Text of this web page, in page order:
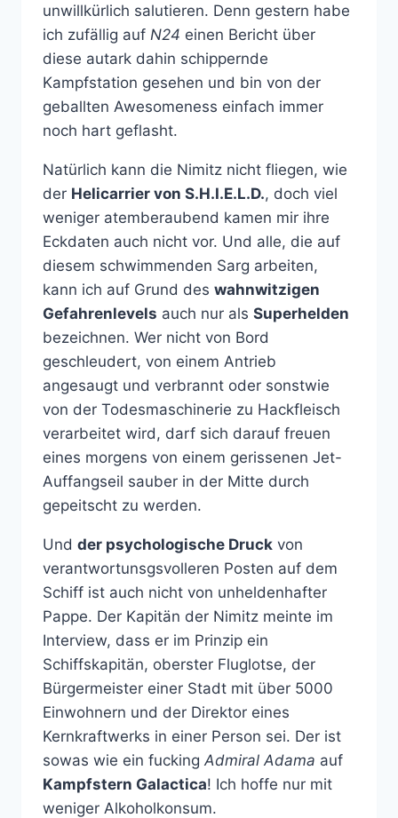
unwillkürlich salutieren. Denn gestern habe
ich zufällig auf N24 einen Bericht über
diese autark dahin schippernde
Kampfstation gesehen und bin von der
geballten Awesomeness einfach immer
noch hart geflasht.
Natürlich kann die Nimitz nicht fliegen, wie
der Helicarrier von S.H.I.E.L.D., doch viel
weniger atemberaubend kamen mir ihre
Eckdaten auch nicht vor. Und alle, die auf
diesem schwimmenden Sarg arbeiten,
kann ich auf Grund des wahnwitzigen
Gefahrenlevels auch nur als Superhelden
bezeichnen. Wer nicht von Bord
geschleudert, von einem Antrieb
angesaugt und verbrannt oder sonstwie
von der Todesmaschinerie zu Hackfleisch
verarbeitet wird, darf sich darauf freuen
eines morgens von einem gerissenen Jet-
Auffangseil sauber in der Mitte durch
gepeitscht zu werden.
Und der psychologische Druck von
verantwortunsgsvolleren Posten auf dem
Schiff ist auch nicht von unheldenhafter
Pappe. Der Kapitän der Nimitz meinte im
Interview, dass er im Prinzip ein
Schiffskapitän, oberster Fluglotse, der
Bürgermeister einer Stadt mit über 5000
Einwohnern und der Direktor eines
Kernkraftwerks in einer Person sei. Der ist
sowas wie ein fucking Admiral Adama auf
Kampfstern Galactica! Ich hoffe nur mit
weniger Alkoholkonsum.